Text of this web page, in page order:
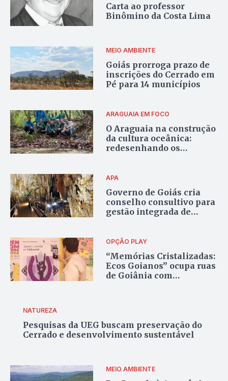
Carta ao professor
Binômino da Costa Lima
MEIO AMBIENTE
Goiás prorroga prazo de
inscrições do Cerrado em
Pé para 14 municípios
ARAGUAIA EM FOCO
O Araguaia na construção
da cultura oceânica:
redesenhando os
APA
Governo de Goiás cria
conselho consultivo para
gestão integrada de
OPÇÃO PLAY
“Memórias Cristalizadas:
Ecos Goianos” ocupa ruas
de Goiânia com
NATUREZA
Pesquisas da UEG buscam preservação do
Cerrado e desenvolvimento sustentável
MEIO AMBIENTE